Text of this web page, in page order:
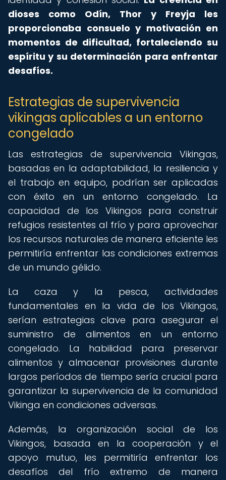
dioses como Odín, Thor y Freyja les
proporcionaba consuelo y motivación en
momentos de dificultad, fortaleciendo su
espíritu y su determinación para enfrentar
desafíos.
Estrategias de supervivencia
vikingas aplicables a un entorno
congelado
Las estrategias de supervivencia Vikingas,
basadas en la adaptabilidad, la resiliencia y
el trabajo en equipo, podrían ser aplicadas
con éxito en un entorno congelado. La
capacidad de los Vikingos para construir
refugios resistentes al frío y para aprovechar
los recursos naturales de manera eficiente les
permitiría enfrentar las condiciones extremas
de un mundo gélido.
La caza y la pesca, actividades
fundamentales en la vida de los Vikingos,
serían estrategias clave para asegurar el
suministro de alimentos en un entorno
congelado. La habilidad para preservar
alimentos y almacenar provisiones durante
largos períodos de tiempo sería crucial para
garantizar la supervivencia de la comunidad
Vikinga en condiciones adversas.
Además, la organización social de los
Vikingos, basada en la cooperación y el
apoyo mutuo, les permitiría enfrentar los
desafíos del frío extremo de manera